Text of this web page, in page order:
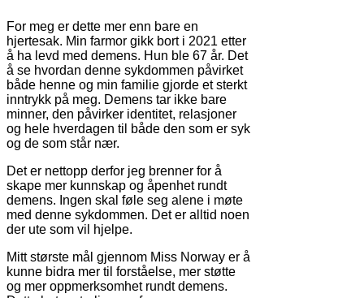
For meg er dette mer enn bare en
hjertesak. Min farmor gikk bort i 2021 etter
å ha levd med demens. Hun ble 67 år. Det
å se hvordan denne sykdommen påvirket
både henne og min familie gjorde et sterkt
inntrykk på meg. Demens tar ikke bare
minner, den påvirker identitet, relasjoner
og hele hverdagen til både den som er syk
og de som står nær.
Det er nettopp derfor jeg brenner for å
skape mer kunnskap og åpenhet rundt
demens. Ingen skal føle seg alene i møte
med denne sykdommen. Det er alltid noen
der ute som vil hjelpe.
Mitt største mål gjennom Miss Norway er å
kunne bidra mer til forståelse, mer støtte
og mer oppmerksomhet rundt demens.